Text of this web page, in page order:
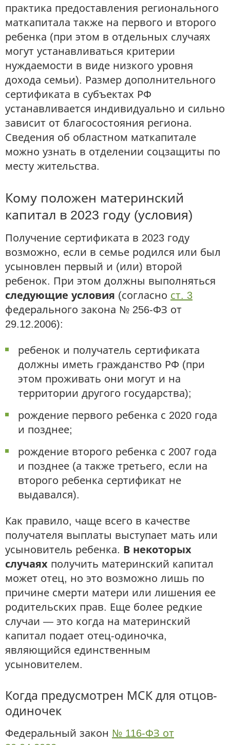
практика предоставления регионального
маткапитала также на первого и второго
ребенка (при этом в отдельных случаях
могут устанавливаться критерии
нуждаемости в виде низкого уровня
дохода семьи). Размер дополнительного
сертификата в субъектах РФ
устанавливается индивидуально и сильно
зависит от благосостояния региона.
Сведения об областном маткапитале
можно узнать в отделении соцзащиты по
месту жительства.
Кому положен материнский
капитал в 2023 году (условия)
Получение сертификата в 2023 году
возможно, если в семье родился или был
усыновлен первый и (или) второй
ребенок. При этом должны выполняться
следующие условия (согласно ст. 3
федерального закона № 256-ФЗ от
29.12.2006):
ребенок и получатель сертификата
должны иметь гражданство РФ (при
этом проживать они могут и на
территории другого государства);
рождение первого ребенка с 2020 года
и позднее;
рождение второго ребенка с 2007 года
и позднее (а также третьего, если на
второго ребенка сертификат не
выдавался).
Как правило, чаще всего в качестве
получателя выплаты выступает мать или
усыновитель ребенка. В некоторых
случаях получить материнский капитал
может отец, но это возможно лишь по
причине смерти матери или лишения ее
родительских прав. Еще более редкие
случаи — это когда на материнский
капитал подает отец-одиночка,
являющийся единственным
усыновителем.
Когда предусмотрен МСК для отцов-
одиночек
Федеральный закон № 116-ФЗ от